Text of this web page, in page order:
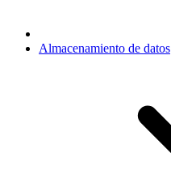
Almacenamiento de datos